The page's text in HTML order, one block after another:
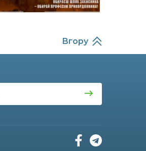
Від штанги до «крил»: як
спорт і характер
перемогу на Донеччині
Вгору